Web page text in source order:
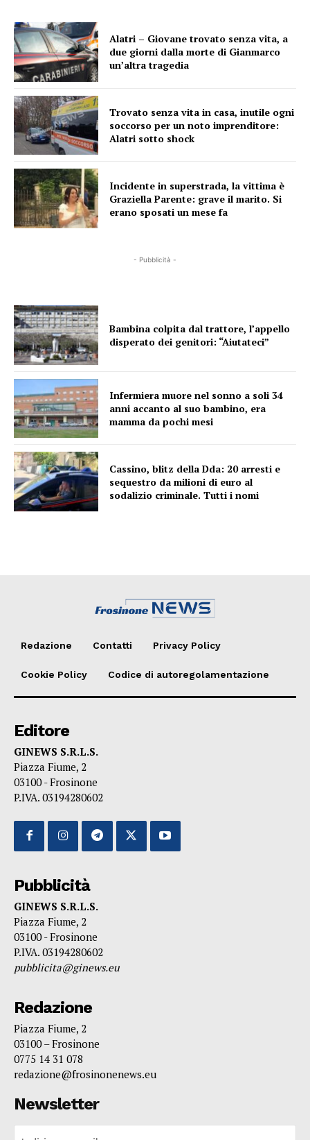
Alatri – Giovane trovato senza vita, a
due giorni dalla morte di Gianmarco
un’altra tragedia
Trovato senza vita in casa, inutile ogni
soccorso per un noto imprenditore:
Alatri sotto shock
Incidente in superstrada, la vittima è
Graziella Parente: grave il marito. Si
erano sposati un mese fa
- Pubblicità -
Bambina colpita dal trattore, l’appello
disperato dei genitori: “Aiutateci”
Infermiera muore nel sonno a soli 34
anni accanto al suo bambino, era
mamma da pochi mesi
Cassino, blitz della Dda: 20 arresti e
sequestro da milioni di euro al
sodalizio criminale. Tutti i nomi
Redazione Contatti Privacy Policy
Cookie Policy Codice di autoregolamentazione
Editore
GINEWS S.R.L.S.
Piazza Fiume, 2
03100 - Frosinone
P.IVA. 03194280602
Pubblicità
GINEWS S.R.L.S.
Piazza Fiume, 2
03100 - Frosinone
P.IVA. 03194280602
pubblicita@ginews.eu
Redazione
Piazza Fiume, 2
03100 – Frosinone
0775 14 31 078
redazione@frosinonenews.eu
Newsletter